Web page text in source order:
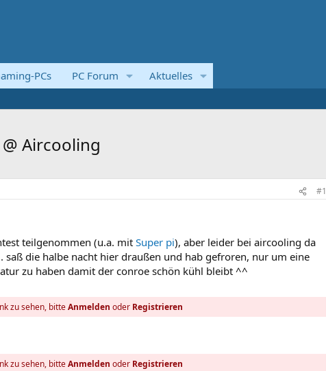
PCs PC Forum Aktuelles
Aircooling
#1
teilgenommen (u.a. mit Super pi), aber leider bei aircooling da
saß die halbe nacht hier draußen und hab gefroren, nur um eine
zu haben damit der conroe schön kühl bleibt ^^
zu sehen, bitteAnmelden oder Registrieren
zu sehen, bitteAnmelden oder Registrieren